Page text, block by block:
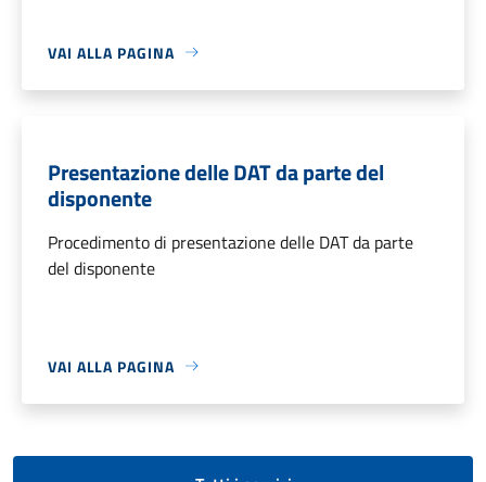
VAI ALLA PAGINA
Presentazione delle DAT da parte del
disponente
Procedimento di presentazione delle DAT da parte
del disponente
VAI ALLA PAGINA